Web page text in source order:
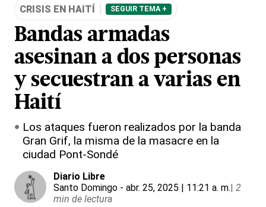
CRISIS EN HAITÍ SEGUIR TEMA +
Bandas armadas
asesinan a dos personas
y secuestran a varias en
Haití
Los ataques fueron realizados por la banda
Gran Grif, la misma de la masacre en la
ciudad Pont-Sondé
Diario Libre
Santo Domingo - abr. 25, 2025 | 11:21 a. m.| 2
min de lectura